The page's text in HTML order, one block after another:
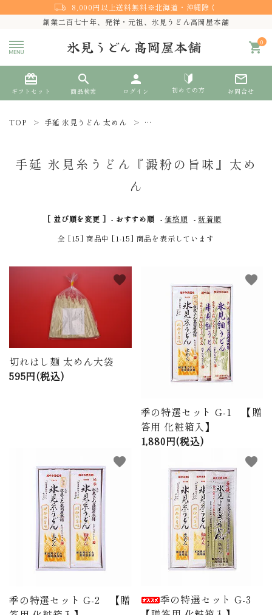
8,000円以上送料無料※北海道・沖縄除く
創業二百七十年、発祥・元祖、氷見うどん高岡屋本舗
0
shopping_cart
card_giftcard
ギフトセット
search
商品検索
person
ログイン 初めての方
mail_outline
お問合せ
ACCOUNT MENU
商品から探す
価格から探す
ご利用ガイド
プライバシーポリシー
ページ一覧
TOP 手延 氷見うどん 太めん 手延 氷見糸うどん『澱粉の旨味』
手延 氷見糸うどん『澱粉の旨味』太め
ん
[ 並び順を変更 ] - おすすめ順 -価格順 -新着順
全 [15] 商品中 [1-15] 商品を表示しています
切れはし麺 太めん大袋
595円(税込)
favorite
季の特選セット G-1 【贈
答用 化粧箱入】
1,880円(税込)
favorite
季の特選セット G-2 【贈
favorite
季の特選セット G-3
favorite